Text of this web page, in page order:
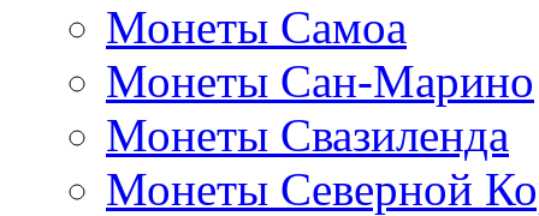
Монеты Самоа
Монеты Сан-Марино
Монеты Свазиленда
Монеты Северной